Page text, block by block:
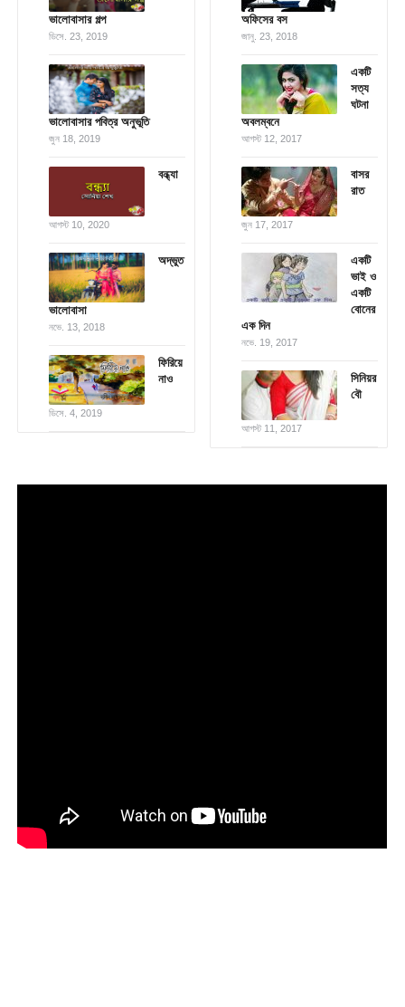
ভালোবাসার গল্প
ডিসে. 23, 2019
ভালোবাসার পবিত্র অনুভূতি
জুন 18, 2019
বন্ধ্যা
আগস্ট 10, 2020
অদ্ভুত
ভালোবাসা
নভে. 13, 2018
ফিরিয়ে
নাও
ডিসে. 4, 2019
অফিসের বস
জানু. 23, 2018
একটি
সত্য
ঘটনা
অবলম্বনে
আগস্ট 12, 2017
বাসর
রাত
জুন 17, 2017
একটি
ভাই ও
একটি
বোনের
এক দিন
নভে. 19, 2017
সিনিয়র
বৌ
আগস্ট 11, 2017